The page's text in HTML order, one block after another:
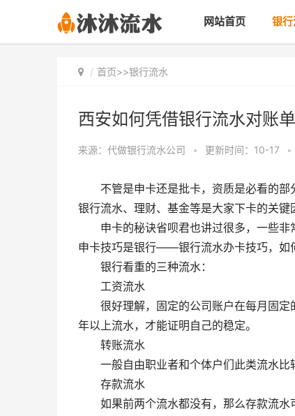
网站首页 银
首页>>银行流水
西安如何凭借银行流水对账
来源：代做银行流水公司 • 更新时间：10-17 •
不管是申卡还是批卡，资质是必看的部
银行流水、理财、基金等是大家下卡的关键
申卡的秘诀省呗君也讲过很多，一些非
申卡技巧是银行——银行流水办卡技巧，如
银行看重的三种流水：
工资流水
很好理解，固定的公司账户在每月固定
年以上流水，才能证明自己的稳定。
转账流水
一般自由职业者和个体户们此类流水比
存款流水
如果前两个流水都没有，那么存款流水